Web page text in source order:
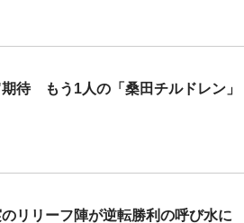
待 もう1人の「桑田チルドレン」
リリーフ陣が逆転勝利の呼び水に